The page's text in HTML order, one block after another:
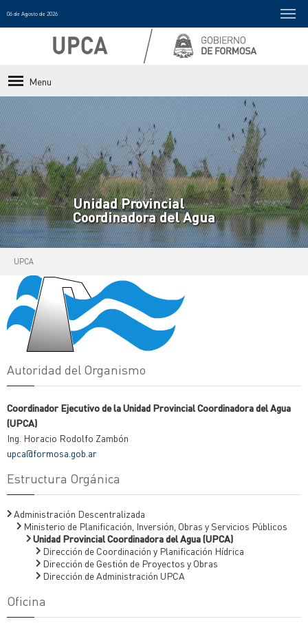
06 de Agosto de 2026
Menu
Unidad Provincial
Coordinadora del Agua
UPCA
Autoridad del Organismo
Coordinador Ejecutivo de la Unidad Provincial Coordinadora del Agua
(UPCA)
Ing. Horacio Rodolfo Zambón
upca@formosa.gob.ar
Estructura Orgánica
Administración Descentralizada
Ministerio de Planificación, Inversión, Obras y Servicios Públicos
Unidad Provincial Coordinadora del Agua (UPCA)
Dirección de Coordinación y Planificación Hídrica
Dirección de Gestión de Proyectos y Obras
Dirección de Administración UPCA
Oficina